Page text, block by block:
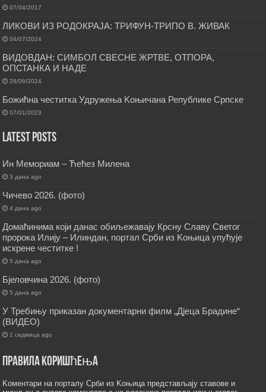
07/04/2017
ЛИКОВИ ИЗ РОДОКРАЈА: ТРИФУН-ТРИПО В. ЖИВАК
04/07/2024
ВИДОВДАН: СИМБОЛ СВЕСНЕ ЖРТВЕ, ОТПОРА,
ОПСТАНКА И НАДЕ
28/06/2024
Божићна честитка Удружења Kоњичана Републике Српске
07/01/2023
Latest Posts
Ин Мемориам – Ћећез Милена
3 дана ago
Чичево 2026. (фото)
4 дана ago
Домаћинима који данас обиљежавају Крсну Славу Светог
пророка Илију – Илиндан, портал Срби из Kоњица упућује
искрене честитке !
5 дана ago
Бјеловчина 2026. (фото)
5 дана ago
У Требињу приказан документарни филм „Дјеца Брадине“
(ВИДЕО)
1 седмица ago
Правила коришћења
Kоментари на порталу Срби из Kоњица представљају ставове и